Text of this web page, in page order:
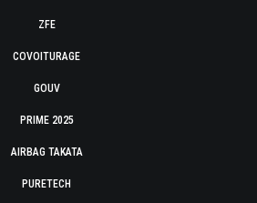
ZFE
COVOITURAGE
GOUV
PRIME 2025
AIRBAG TAKATA
PURETECH